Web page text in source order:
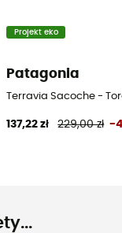
Projekt eko
Patagonia
Terravia Sacoche -
137,22 zł 229,00 zł -